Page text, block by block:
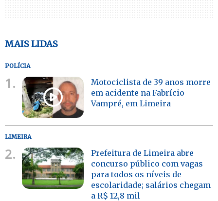
MAIS LIDAS
POLÍCIA
1.
Motociclista de 39 anos morre
em acidente na Fabrício
Vampré, em Limeira
LIMEIRA
2.
Prefeitura de Limeira abre
concurso público com vagas
para todos os níveis de
escolaridade; salários chegam
a R$ 12,8 mil